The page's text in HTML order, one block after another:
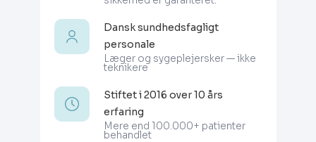
Dansk sundhedsfagligt
personale
Læger og sygeplejersker — ikke
teknikere
Stiftet i 2016 over 10 års
erfaring
Mere end 100.000+ patienter
behandlet